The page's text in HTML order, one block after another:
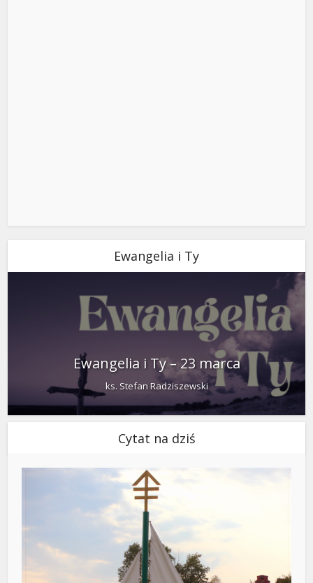
Ewangelia i Ty
Ewangelia i Ty – 23 marca
ks. Stefan Radziszewski
Cytat na dziś